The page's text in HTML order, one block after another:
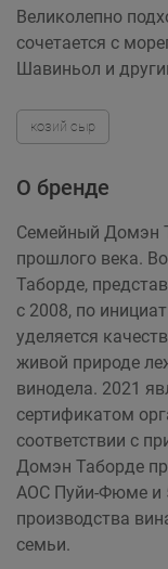
Великолепно
сочетается с
Шавиньол и
козий сыр
О бренде
Семейный Домэн
прошлого века.
Таборде,
с 2008, по
уделяется
живой природе
винодела. 2021
сертификатом
соответствии с
Домэн Таборде
АОС Пуйи-Фюме и
производства
семьи.